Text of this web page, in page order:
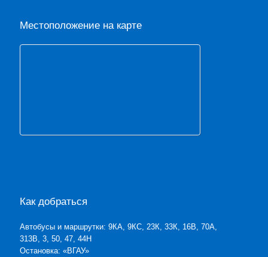
Местоположение на карте
Как добраться
Автобусы и маршрутки: 9КА, 9КС, 23К, 33К, 16В, 70А,
313В, 3, 50, 47, 44Н
Остановка: «ВГАУ»